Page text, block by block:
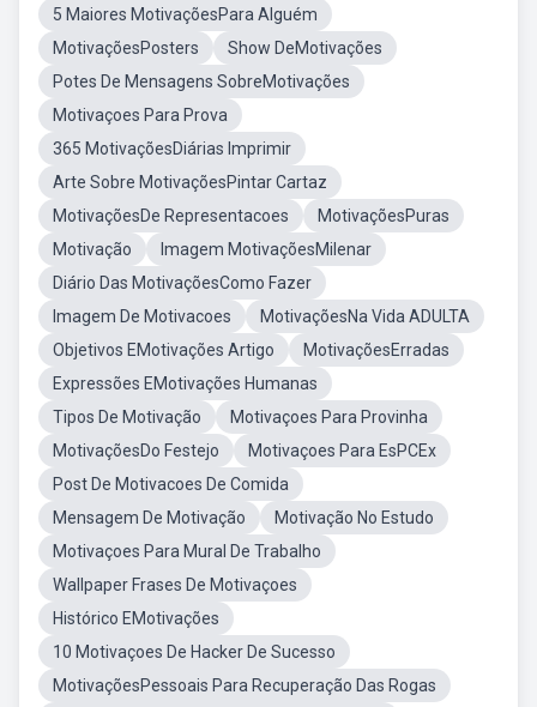
5 Maiores MotivaçõesPara Alguém
MotivaçõesPosters
Show DeMotivações
Potes De Mensagens SobreMotivações
Motivaçoes Para Prova
365 MotivaçõesDiárias Imprimir
Arte Sobre MotivaçõesPintar Cartaz
MotivaçõesDe Representacoes
MotivaçõesPuras
Motivação
Imagem MotivaçõesMilenar
Diário Das MotivaçõesComo Fazer
Imagem De Motivacoes
MotivaçõesNa Vida ADULTA
Objetivos EMotivações Artigo
MotivaçõesErradas
Expressões EMotivações Humanas
Tipos De Motivação
Motivaçoes Para Provinha
MotivaçõesDo Festejo
Motivaçoes Para EsPCEx
Post De Motivacoes De Comida
Mensagem De Motivação
Motivação No Estudo
Motivaçoes Para Mural De Trabalho
Wallpaper Frases De Motivaçoes
Histórico EMotivações
10 Motivaçoes De Hacker De Sucesso
MotivaçõesPessoais Para Recuperação Das Rogas